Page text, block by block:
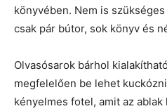
könyvében. Nem is
csak pár bútor, sok könyv és
Olvasósarok bárhol
megfelelően be lehet
kényelmes fotel, amit az